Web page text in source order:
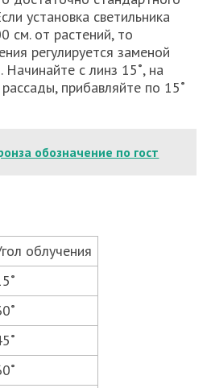
установка светильника
см. от растений, то
регулируется заменой
Начинайте с линз 15˚, на
прибавляйте по 15˚
обозначение по гост
облучения